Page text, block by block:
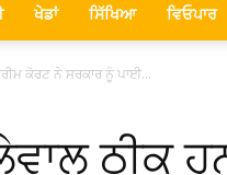
ਖੇਡਾਂ ਸਿੱਖਿਆ ਵਿਓਪਾਰ
ਕੋਰਟ ਨੇ ਸਰਕਾਰ ਨੂੰ ਪਾਈ...
ਠੀਕ